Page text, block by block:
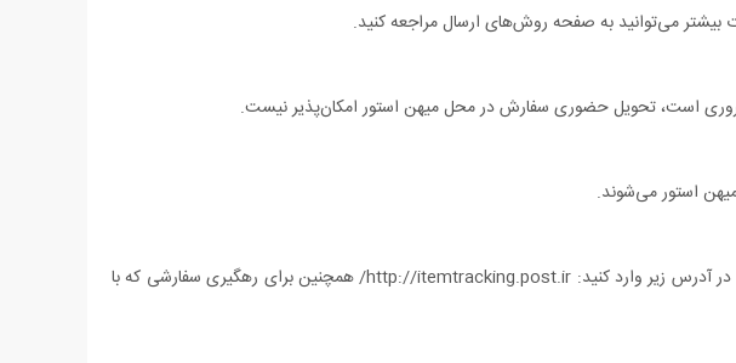
می‌توانید به صفحه روش‌های ارسال مراجعه کنید.
است، تحویل حضوری سفارش در محل میهن استور امکان‌پذیر نیست.
استور می‏‌شوند.
پاسخ: بله، شما برای رهگیری سفارشی که با پست پیشتاز ارسال شده می‏‌توانید شماره 10 یا 20 رقمی مرسوله پیشتاز را در آدرس زیر وارد کنید: http://itemtracking.post.ir/ همچنین برای رهگیری سفارشی که با